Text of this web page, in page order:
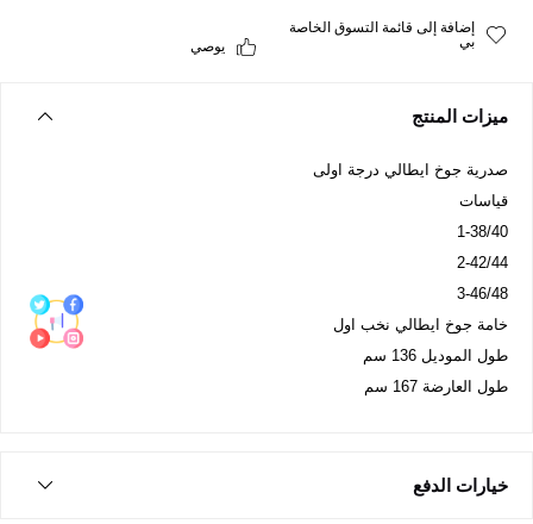
إضافة إلى قائمة التسوق الخاصة
بي
يوصي
ميزات المنتج
صدرية جوخ ايطالي درجة اولى
قياسات
1-38/40
2-42/44
3-46/48
خامة جوخ ايطالي نخب اول
طول الموديل 136 سم
طول العارضة 167 سم
خيارات الدفع